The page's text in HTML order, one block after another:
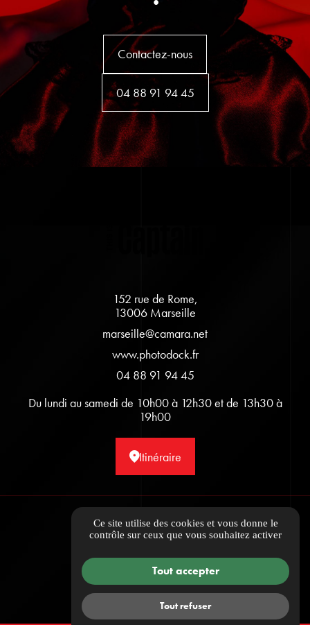
Contactez-nous
04 88 91 94 45
152 rue de Rome,
13006 Marseille
marseille@camara.net
www.photodock.fr
04 88 91 94 45
Du lundi au samedi de 10h00 à 12h30 et de 13h30 à
19h00
Itinéraire
Informations complémentaires
Mentions légales
Politique de confidentialité
Guide Local
Gestion des cookies
Ce site utilise des cookies et vous donne le
contrôle sur ceux que vous souhaitez activer
Tout accepter
Tout refuser